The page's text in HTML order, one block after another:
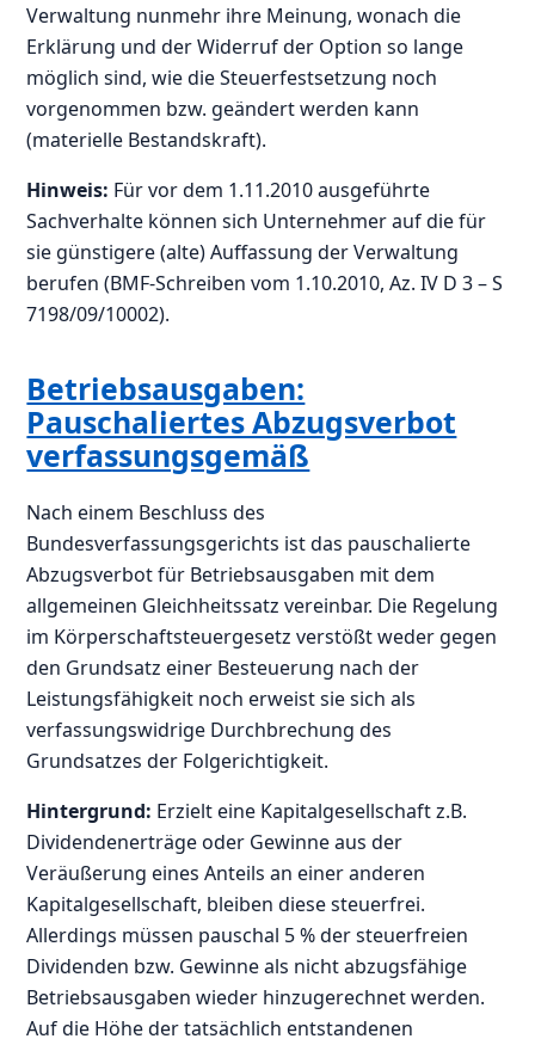
Verwaltung nunmehr ihre Meinung, wonach die
Erklärung und der Widerruf der Option so lange
möglich sind, wie die Steuerfestsetzung noch
vorgenommen bzw. geändert werden kann
(materielle Bestandskraft).
Hinweis: Für vor dem 1.11.2010 ausgeführte
Sachverhalte können sich Unternehmer auf die für
sie günstigere (alte) Auffassung der Verwaltung
berufen (BMF-Schreiben vom 1.10.2010, Az. IV D 3 – S
7198/09/10002).
Betriebsausgaben:
Pauschaliertes Abzugsverbot
verfassungsgemäß
Nach einem Beschluss des
Bundesverfassungsgerichts ist das pauschalierte
Abzugsverbot für Betriebsausgaben mit dem
allgemeinen Gleichheitssatz vereinbar. Die Regelung
im Körperschaftsteuergesetz verstößt weder gegen
den Grundsatz einer Besteuerung nach der
Leistungsfähigkeit noch erweist sie sich als
verfassungswidrige Durchbrechung des
Grundsatzes der Folgerichtigkeit.
Hintergrund: Erzielt eine Kapitalgesellschaft z.B.
Dividendenerträge oder Gewinne aus der
Veräußerung eines Anteils an einer anderen
Kapitalgesellschaft, bleiben diese steuerfrei.
Allerdings müssen pauschal 5 % der steuerfreien
Dividenden bzw. Gewinne als nicht abzugsfähige
Betriebsausgaben wieder hinzugerechnet werden.
Auf die Höhe der tatsächlich entstandenen